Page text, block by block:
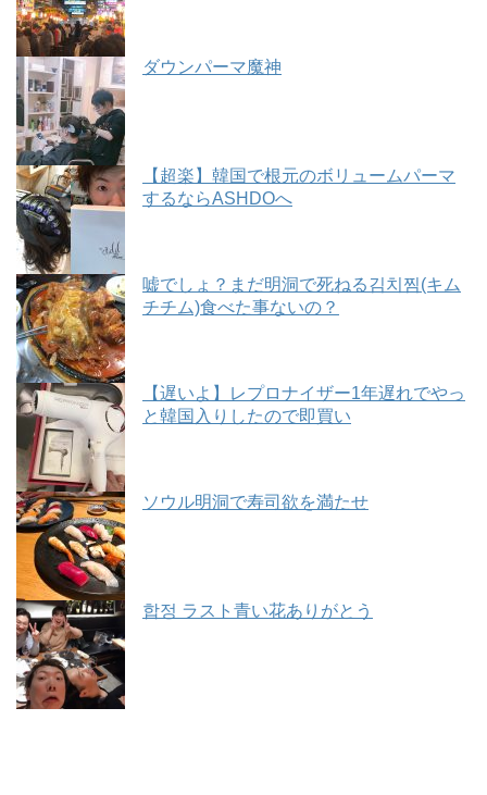
ダウンパーマ魔神
【超楽】韓国で根元のボリュームパーマ
するならASHDOへ
嘘でしょ？まだ明洞で死ねる김치찜(キム
チチム)食べた事ないの？
【遅いよ】レプロナイザー1年遅れでやっ
と韓国入りしたので即買い
ソウル明洞で寿司欲を満たせ
합정 ラスト青い花ありがとう